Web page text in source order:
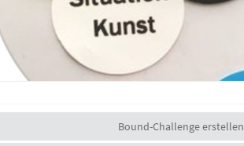
Bound-Challenge erstellen